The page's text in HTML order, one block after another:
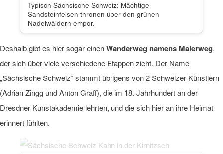
Typisch Sächsische Schweiz: Mächtige
Sandsteinfelsen thronen über den grünen
Nadelwäldern empor.
Deshalb gibt es hier sogar einenWanderweg namens Malerweg,
der sich über viele verschiedene Etappen zieht. Der Name
„Sächsische Schweiz“ stammt übrigens von 2 Schweizer Künstlern
(Adrian Zingg und Anton Graff), die im 18. Jahrhundert an der
Dresdner Kunstakademie lehrten, und die sich hier an ihre Heimat
erinnert fühlten.